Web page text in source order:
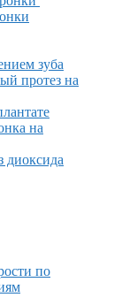
зуба
протез на
на
диоксида
по